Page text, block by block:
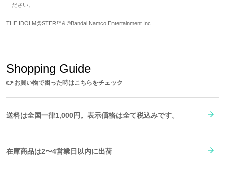
原産国／ 中国
具：亜鉛合金
Free
カード収納部
サイズガイドページはこちら
ださい。
THE IDOLM@STER™& ©Bandai Namco Entertainment Inc.
Shopping Guide
👉お買い物で困った時はこちらをチェック
送料は全国一律1,000円。表示価格は全て税込みです。
在庫商品は2〜4営業日以内に出荷